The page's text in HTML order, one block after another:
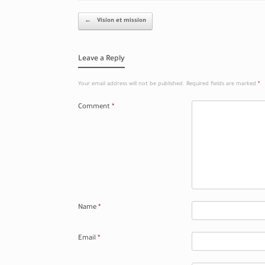
Post navigation
← Vision et mission
Leave a Reply
Your email address will not be published. Required fields are marked *
Comment *
Name *
Email *